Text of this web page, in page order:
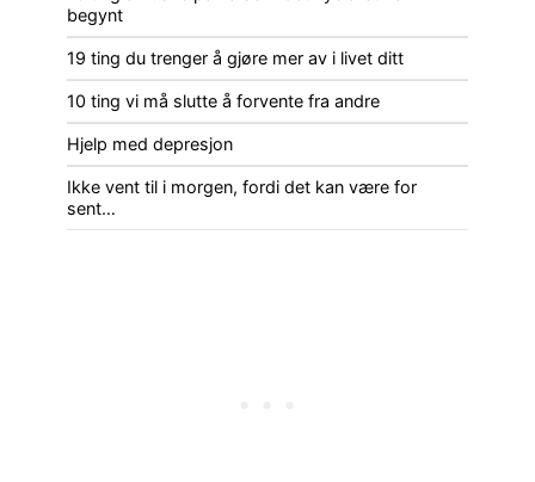
begynt
19 ting du trenger å gjøre mer av i livet ditt
10 ting vi må slutte å forvente fra andre
Hjelp med depresjon
Ikke vent til i morgen, fordi det kan være for
sent…